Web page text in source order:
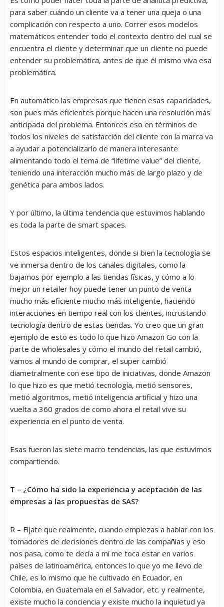
para saber cuándo un cliente va a tener una queja o una
complicación con respecto a uno. Correr esos modelos
matemáticos entender todo el contexto dentro del cual se
encuentra el cliente y determinar que un cliente no puede
entender su problemática, antes de que él mismo viva esa
problemática.
En automático las empresas que tienen esas capacidades,
son pues más eficientes porque hacen una resolución más
anticipada del problema. Entonces eso en términos de
todos los niveles de satisfacción del cliente con la marca va
a ayudar a potencializarlo de manera interesante
alimentando todo el tema de “lifetime value” del cliente,
teniendo una interacción mucho más de largo plazo y de
genética para ambos lados.
Y por último, la última tendencia que estuvimos hablando
es toda la parte de smart spaces.
Estos espacios inteligentes, donde si bien la tecnología se
ve inmersa dentro de los canales digitales, como la
bajamos por ejemplo a las tiendas físicas, y cómo a lo
mejor un retailer hoy puede tener un punto de venta
mucho más eficiente mucho más inteligente, haciendo
interacciones en tiempo real con los clientes, incrustando
tecnología dentro de estas tiendas. Yo creo que un gran
ejemplo de esto es todo lo que hizo Amazon Go con la
parte de wholesales y cómo el mundo del retail cambió,
vamos al mundo de comprar, el super cambió
diametralmente con ese tipo de iniciativas, donde Amazon
lo que hizo es que metió tecnología, metió sensores,
metió algoritmos, metió inteligencia artificial y hizo una
vuelta a 360 grados de como ahora el retail vive su
experiencia en el punto de venta.
Esas fueron las siete macro tendencias, las que estuvimos
compartiendo.
T – ¿Cómo ha sido la experiencia y aceptación de las
empresas a las propuestas de SAS?
R – Fíjate que realmente, cuando empiezas a hablar con los
tomadores de decisiones dentro de las compañías y eso
nos pasa, como te decía a mí me toca estar en varios
países de latinoamérica, entonces lo que yo me llevo de
Chile, es lo mismo que he cultivado en Ecuador, en
Colombia, en Guatemala en el Salvador, etc. y realmente,
existe mucho la conciencia y existe mucho la inquietud ya